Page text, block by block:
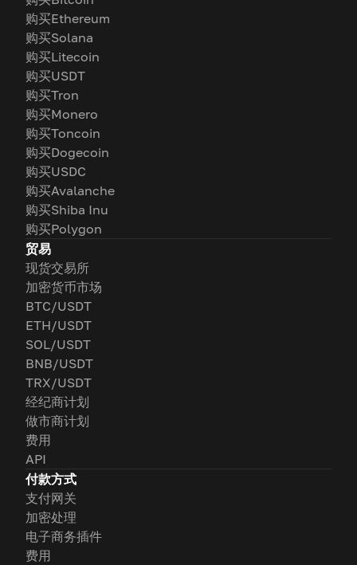
购买Ethereum
购买Solana
购买Litecoin
购买USDT
购买Tron
购买Monero
购买Toncoin
购买Dogecoin
购买USDC
购买Avalanche
购买Shiba Inu
购买Polygon
贸易
现货交易所
加密货币市场
BTC/USDT
ETH/USDT
SOL/USDT
BNB/USDT
TRX/USDT
经纪商计划
做市商计划
费用
API
付款方式
支付网关
加密处理
电子商务插件
费用